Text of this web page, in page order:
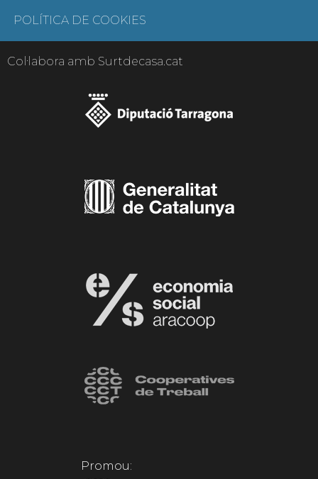
POLÍTICA DE COOKIES
Col·labora amb Surtdecasa.cat
Promou: